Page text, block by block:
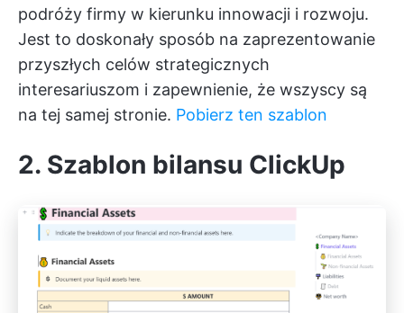
podróży firmy w kierunku innowacji i rozwoju.
Jest to doskonały sposób na zaprezentowanie
przyszłych celów strategicznych
interesariuszom i zapewnienie, że wszyscy są
na tej samej stronie. Pobierz ten szablon
2. Szablon bilansu ClickUp